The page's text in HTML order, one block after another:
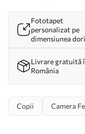
Fototapet
personalizat pe
dimensiunea
Livrare gratuită
România
Copii Camera